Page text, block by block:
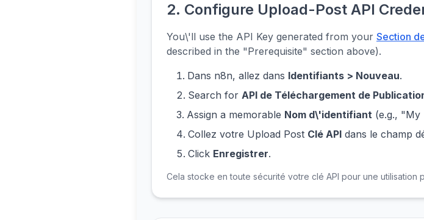
2. Configure Upload-Post API
You\'ll use the API Key generated from your Section
described in the "Prerequisite" section above).
Dans n8n, allez dans Identifiants > Nouveau.
Search for API de Téléchargement de
Assign a memorable Nom d\'identifiant (e.g., "My
Collez votre Upload Post Clé API dans le champ
Click Enregistrer.
Cela stocke en toute sécurité votre clé API pour une utilisation